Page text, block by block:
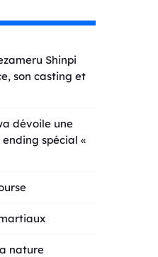
Shinpi
son casting et
dévoile une
spécial «
nature